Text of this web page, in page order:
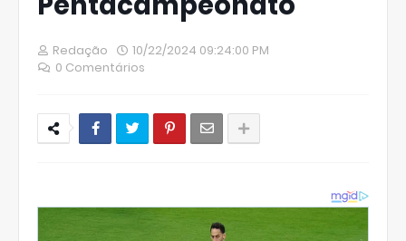
Redação
10/22/2024 09:24:00 PM
0 Comentários